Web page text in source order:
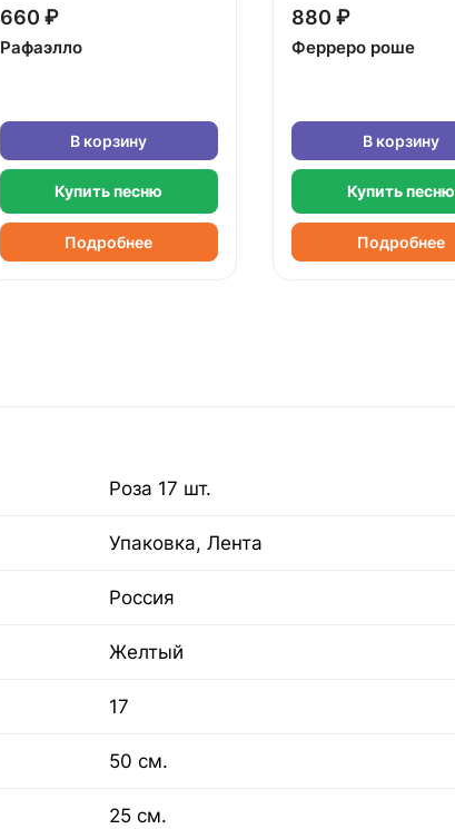
660 ₽
Рафаэлло
В корзину
Купить песню
Подробнее
880 ₽
Ферреро роше
В корзину
Купить песню
Подробнее
Роза 17 шт.
Упаковка, Лента
Россия
Желтый
17
50 см.
25 см.